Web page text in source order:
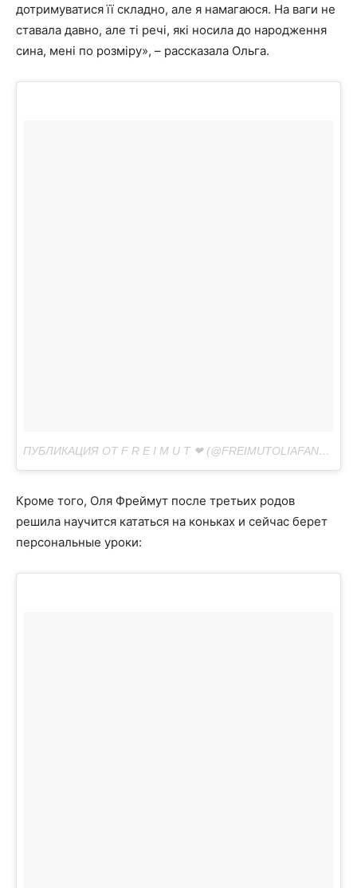
дотримуватися її складно, але я намагаюся. На ваги не
ставала давно, але ті речі, які носила до народження
сина, мені по розміру», – рассказала Ольга.
ПУБЛИКАЦИЯ ОТ F R E I M U T ❤ (@FREIMUTOLIAFAN_)
Кроме того, Оля Фреймут после третьих родов
решила научится кататься на коньках и сейчас берет
персональные уроки: